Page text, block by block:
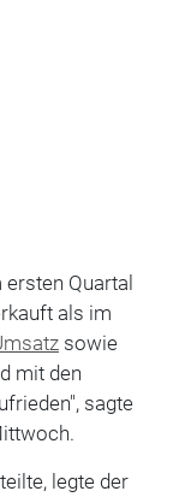
Quartal
als im
sowie
mit den
sagte
legte der